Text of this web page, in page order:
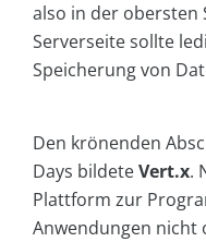
also in der obersten
Serverseite sollte
Speicherung von
Den krönenden
Days bildeteVert.x.
Plattform zur
Anwendungen nicht